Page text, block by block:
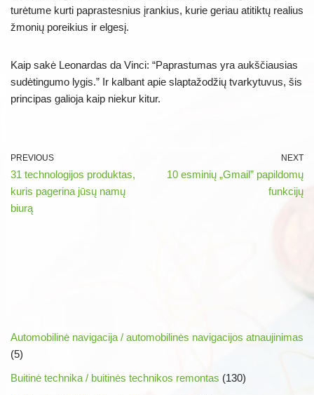
turėtume kurti paprastesnius įrankius, kurie geriau atitiktų realius
žmonių poreikius ir elgesį.
Kaip sakė Leonardas da Vinci: “Paprastumas yra aukščiausias
sudėtingumo lygis.” Ir kalbant apie slaptažodžių tvarkytuvus, šis
principas galioja kaip niekur kitur.
PREVIOUS
31 technologijos produktas,
kuris pagerina jūsų namų
biurą
NEXT
10 esminių „Gmail” papildomų
funkcijų
Automobilinė navigacija / automobilinės navigacijos atnaujinimas
(5)
Buitinė technika / buitinės technikos remontas (130)